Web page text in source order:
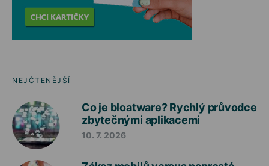
NEJČTENĚJŠÍ
Co je bloatware? Rychlý průvodce
zbytečnými aplikacemi
10. 7. 2026